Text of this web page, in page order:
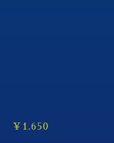
¥ 1,650